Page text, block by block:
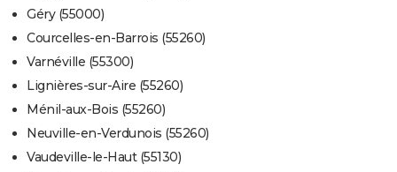
Géry (55000)
Courcelles-en-Barrois (55260)
Varnéville (55300)
Lignières-sur-Aire (55260)
Ménil-aux-Bois (55260)
Neuville-en-Verdunois (55260)
Vaudeville-le-Haut (55130)